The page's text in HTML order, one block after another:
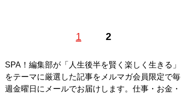
1 2
トなどジャンルを問わず活動するフリーランスライタ
部員となり店長を務めた経験あり。X（旧Twitter）：
@KA_HO_MA
SPA！編集部が「人生後半を賢く楽しく生きる」
をテーマに厳選した記事をメルマガ会員限定で毎
週金曜日にメールでお届けします。仕事・お金・